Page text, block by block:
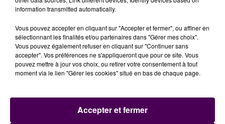
Cet élément est masqué compte-tenu du refus
du dépôt de cookies que vous avez exprimé. Si
vous souhaitez l'afficher, merci de nous donner
votre accord en cliquant sur le bouton ci-
dessous.
Afficher l'élément
information transmitted automatically.
Vous pouvez accepter en cliquant sur "Accepter et fermer", ou affiner en
sélectionnant les finalités et/ou partenaires dans "Gérer mes choix".
Vous pouvez également refuser en cliquant sur "Continuer sans
accepter". Vos préférences ne s'appliqueront que pour ce site. Vous
pouvez mettre à jour vos choix, ou retirer votre consentement à tout
moment via le lien "Gérer les cookies" situé en bas de chaque page.
Accepter et fermer